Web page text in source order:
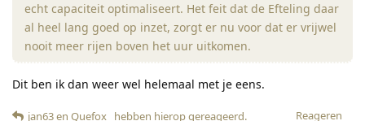
echt capaciteit optimaliseert. Het feit dat de Efteling daar
al heel lang goed op inzet, zorgt er nu voor dat er vrijwel
nooit meer rijen boven het uur uitkomen.
Dit ben ik dan weer wel helemaal met je eens.
Reageren
jan63en Quefox_ hebben hierop gereageerd.